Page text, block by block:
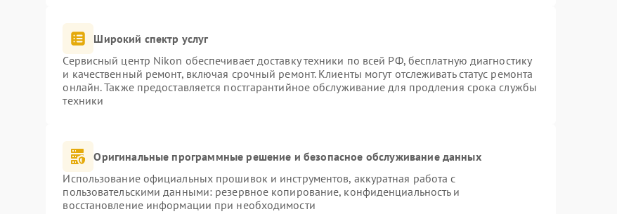
Широкий спектр услуг
Сервисный центр Nikon обеспечивает доставку техники по всей РФ, бесплатную диагностику
и качественный ремонт, включая срочный ремонт. Клиенты могут отслеживать статус ремонта
онлайн. Также предоставляется постгарантийное обслуживание для продления срока службы
техники
Оригинальные программные решение и безопасное обслуживание данных
Использование официальных прошивок и инструментов, аккуратная работа с
пользовательскими данными: резервное копирование, конфиденциальность и
восстановление информации при необходимости